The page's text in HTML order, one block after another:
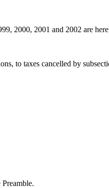
2000, 2001 and 2002 are
to taxes cancelled by